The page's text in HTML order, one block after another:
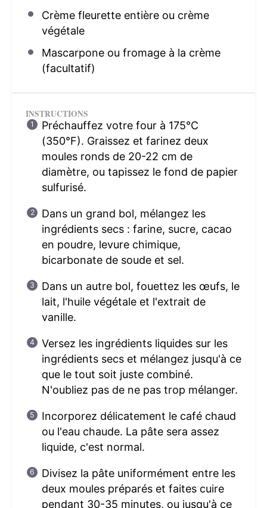
Crème fleurette entière ou crème
végétale
Mascarpone ou fromage à la crème
(facultatif)
INSTRUCTIONS
Préchauffez votre four à 175°C
(350°F). Graissez et farinez deux
moules ronds de 20-22 cm de
diamètre, ou tapissez le fond de papier
sulfurisé.
Dans un grand bol, mélangez les
ingrédients secs : farine, sucre, cacao
en poudre, levure chimique,
bicarbonate de soude et sel.
Dans un autre bol, fouettez les œufs, le
lait, l'huile végétale et l'extrait de
vanille.
Versez les ingrédients liquides sur les
ingrédients secs et mélangez jusqu'à ce
que le tout soit juste combiné.
N'oubliez pas de ne pas trop mélanger.
Incorporez délicatement le café chaud
ou l'eau chaude. La pâte sera assez
liquide, c'est normal.
Divisez la pâte uniformément entre les
deux moules préparés et faites cuire
pendant 30-35 minutes, ou jusqu'à ce